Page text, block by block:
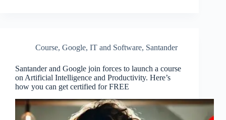
Course, Google, IT and Software, Santander
Santander and Google join forces to launch a course
on Artificial Intelligence and Productivity. Here’s
how you can get certified for FREE